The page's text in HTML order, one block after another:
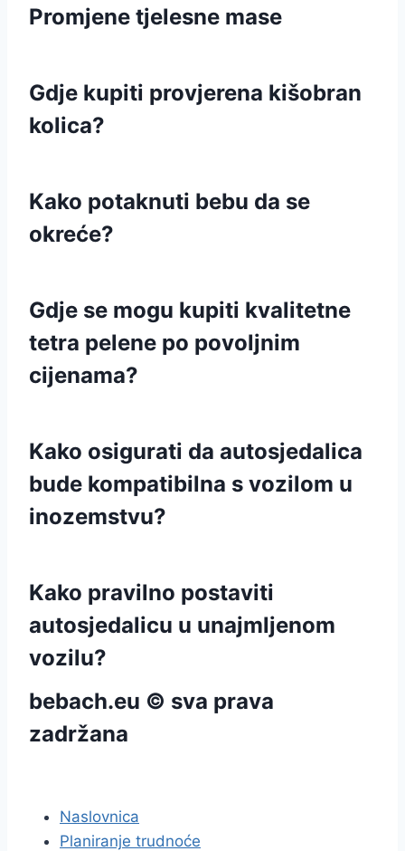
Promjene tjelesne mase
Gdje kupiti provjerena kišobran
kolica?
Kako potaknuti bebu da se
okreće?
Gdje se mogu kupiti kvalitetne
tetra pelene po povoljnim
cijenama?
Kako osigurati da autosjedalica
bude kompatibilna s vozilom u
inozemstvu?
Kako pravilno postaviti
autosjedalicu u unajmljenom
vozilu?
bebach.eu © sva prava
zadržana
Naslovnica
Planiranje trudnoće